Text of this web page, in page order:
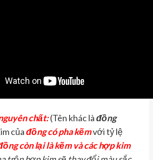
chất:(Tên khác làđồng
củađồng có pha kẽmvới tỷ lệ
còn lại là kẽm và các hợp kim